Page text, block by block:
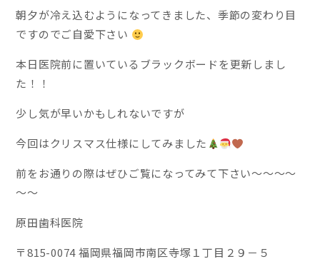
朝夕が冷え込むようになってきました、季節の変わり目
ですのでご自愛下さい
本日医院前に置いているブラックボードを更新しまし
た！！
少し気が早いかもしれないですが
今回はクリスマス仕様にしてみました
前をお通りの際はぜひご覧になってみて下さい～～～～
～～
原田歯科医院
〒815-0074 福岡県福岡市南区寺塚１丁目２９－５